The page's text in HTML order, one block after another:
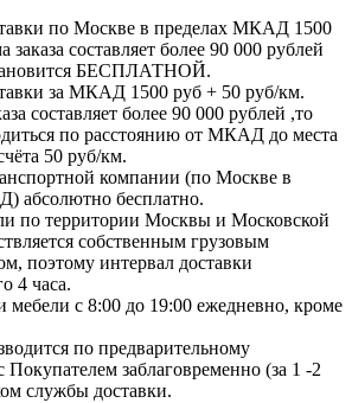
по Москве в пределах МКАД 1500
заказа составляет более 90 000 рублей
БЕСПЛАТНОЙ.
за МКАД 1500 руб + 50 руб/км.
составляет более 90 000 рублей ,то
по расстоянию от МКАД до места
50 руб/км.
компании (по Москве в
абсолютно бесплатно.
по территории Москвы и Московской
собственным грузовым
поэтому интервал доставки
4 часа.
мебели с 8:00 до 19:00 ежедневно, кроме
по предварительному
Покупателем заблаговременно (за 1 -2
службы доставки.